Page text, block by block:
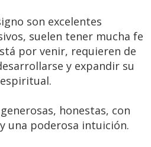
son excelentes
suelen tener mucha fe
por venir, requieren de
y expandir su
honestas, con
una poderosa intuición.